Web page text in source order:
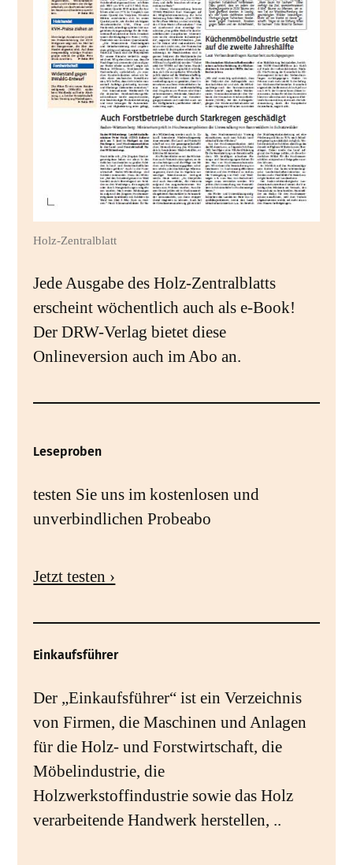
Holz-Zentralblatt
Jede Ausgabe des Holz-Zentralblatts
erscheint wöchentlich auch als e-Book!
Der DRW-Verlag bietet diese
Onlineversion auch im Abo an.
Leseproben
testen Sie uns im kostenlosen und
unverbindlichen Probeabo
Jetzt testen ›
Einkaufsführer
Der „Einkaufsführer“ ist ein Verzeichnis
von Firmen, die Maschinen und Anlagen
für die Holz- und Forstwirtschaft, die
Möbelindustrie, die
Holzwerkstoffindustrie sowie das Holz
verarbeitende Handwerk herstellen, ..